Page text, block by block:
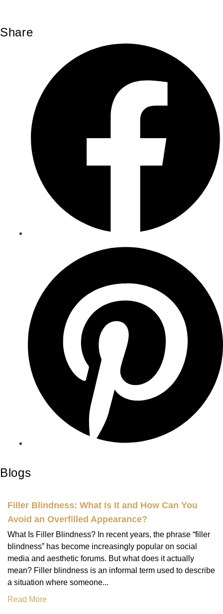
Share
Blogs
Filler Blindness: What Is It and How Can You
Avoid an Overfilled Appearance?
What Is Filler Blindness? In recent years, the phrase “filler
blindness” has become increasingly popular on social
media and aesthetic forums. But what does it actually
mean? Filler blindness is an informal term used to describe
a situation where someone...
Read More